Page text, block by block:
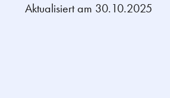
Aktualisiert am 30.10.2025